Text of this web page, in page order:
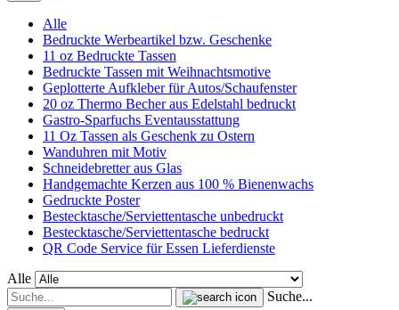
Alle
Bedruckte Werbeartikel bzw. Geschenke
11 oz Bedruckte Tassen
Bedruckte Tassen mit Weihnachtsmotive
Geplotterte Aufkleber für Autos/Schaufenster
20 oz Thermo Becher aus Edelstahl bedruckt
Gastro-Sparfuchs Eventausstattung
11 Oz Tassen als Geschenk zu Ostern
Wanduhren mit Motiv
Schneidebretter aus Glas
Handgemachte Kerzen aus 100 % Bienenwachs
Gedruckte Poster
Bestecktasche/Serviettentasche unbedruckt
Bestecktasche/Serviettentasche bedruckt
QR Code Service für Essen Lieferdienste
Alle
Suche...